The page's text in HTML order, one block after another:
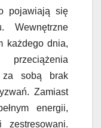
pojawiają się
Wewnętrzne
każdego dnia,
za sobą brak
Zamiast
energii,